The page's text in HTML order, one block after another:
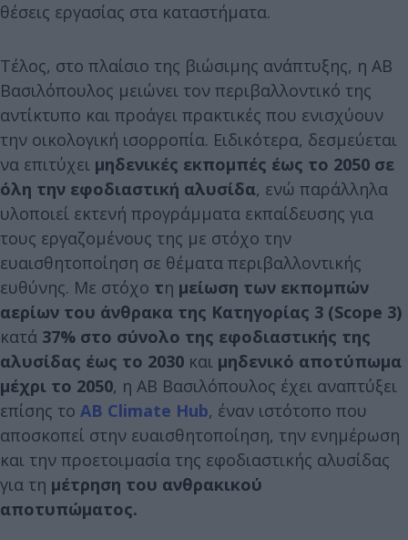
θέσεις εργασίας στα καταστήματα.
Τέλος, στο πλαίσιο της βιώσιμης ανάπτυξης, η ΑΒ
Βασιλόπουλος μειώνει τον περιβαλλοντικό της
αντίκτυπο και προάγει πρακτικές που ενισχύουν
την οικολογική ισορροπία. Ειδικότερα, δεσμεύεται
να επιτύχει μηδενικές εκπομπές έως το 2050 σε
όλη την εφοδιαστική αλυσίδα, ενώ παράλληλα
υλοποιεί εκτενή προγράμματα εκπαίδευσης για
τους εργαζομένους της με στόχο την
ευαισθητοποίηση σε θέματα περιβαλλοντικής
ευθύνης. Με στόχο τη μείωση των εκπομπών
αερίων του άνθρακα της Κατηγορίας 3 (Scope 3)
κατά 37% στο σύνολο της εφοδιαστικής της
αλυσίδας έως το 2030 και μηδενικό αποτύπωμα
μέχρι το 2050, η ΑΒ Βασιλόπουλος έχει αναπτύξει
επίσης τo ΑΒ Climate Hub, έναν ιστότοπο που
αποσκοπεί στην ευαισθητοποίηση, την ενημέρωση
και την προετοιμασία της εφοδιαστικής αλυσίδας
για τη μέτρηση του ανθρακικού
αποτυπώματος.